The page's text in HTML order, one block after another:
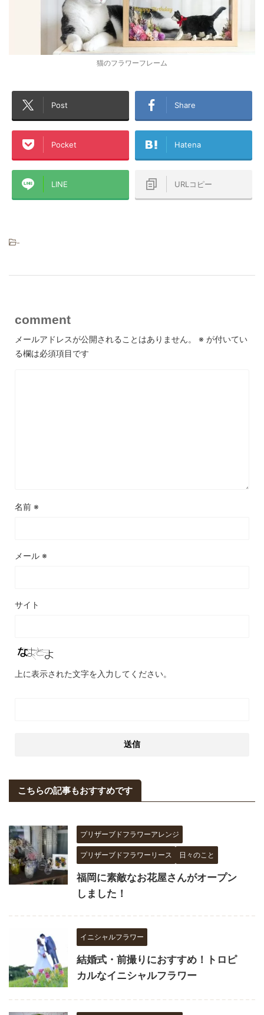
猫のフラワーフレーム
Post Share
Pocket Hatena
LINE URLコピー
-
comment
メールアドレスが公開されることはありません。 ※ が付いてい
る欄は必須項目です
名前 ※
メール ※
サイト
上に表示された文字を入力してください。
こちらの記事もおすすめです
プリザーブドフラワーアレンジ
プリザーブドフラワーリース 日々のこと
福岡に素敵なお花屋さんがオープン
しました！
イニシャルフラワー
結婚式・前撮りにおすすめ！トロピ
カルなイニシャルフラワー